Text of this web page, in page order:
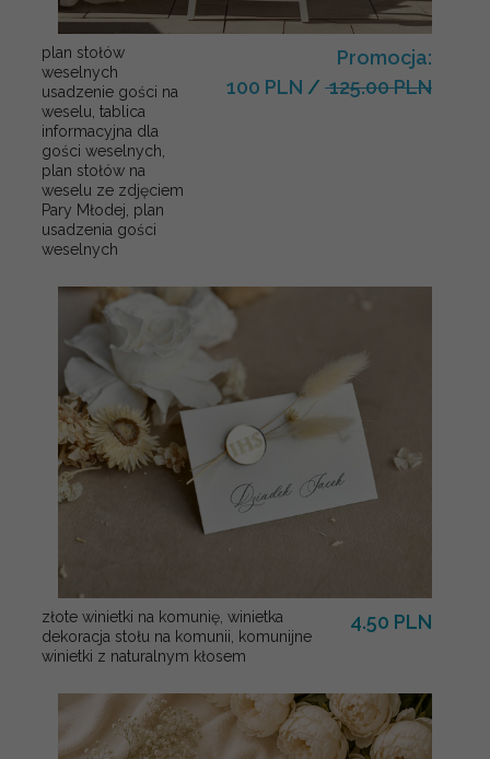
plan stołów
weselnych
usadzenie gości na
weselu, tablica
informacyjna dla
gości weselnych,
plan stołów na
weselu ze zdjęciem
Pary Młodej, plan
usadzenia gości
weselnych
Promocja:
100 PLN / 125.00 PLN
złote winietki na komunię, winietka
dekoracja stołu na komunii, komunijne
winietki z naturalnym kłosem
4.50 PLN